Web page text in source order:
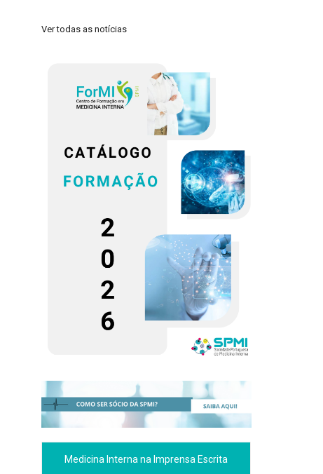
Ver todas as notícias
Medicina Interna na Imprensa Escrita